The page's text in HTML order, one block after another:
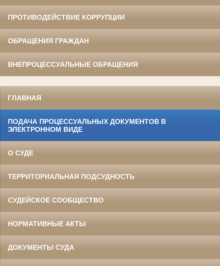
ПРОТИВОДЕЙСТВИЕ КОРРУПЦИИ
ОБРАЩЕНИЯ ГРАЖДАН
ВНЕПРОЦЕССУАЛЬНЫЕ ОБРАЩЕНИЯ
ГЛАВНАЯ
ПОДАЧА ПРОЦЕССУАЛЬНЫХ ДОКУМЕНТОВ В
ЭЛЕКТРОННОМ ВИДЕ
О СУДЕ
ТЕРРИТОРИАЛЬНАЯ ПОДСУДНОСТЬ
СУДЕЙСКОЕ СООБЩЕСТВО
НОРМАТИВНЫЕ АКТЫ
ДОКУМЕНТЫ СУДА